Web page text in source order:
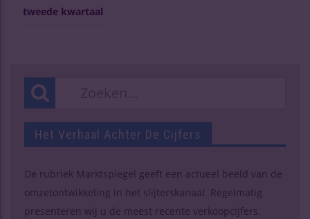
tweede kwartaal
Het Verhaal Achter De Cijfers
De rubriek Marktspiegel geeft een actueel beeld van de
omzetontwikkeling in het slijterskanaal. Regelmatig
presenteren wij u de meest recente verkoopcijfers,